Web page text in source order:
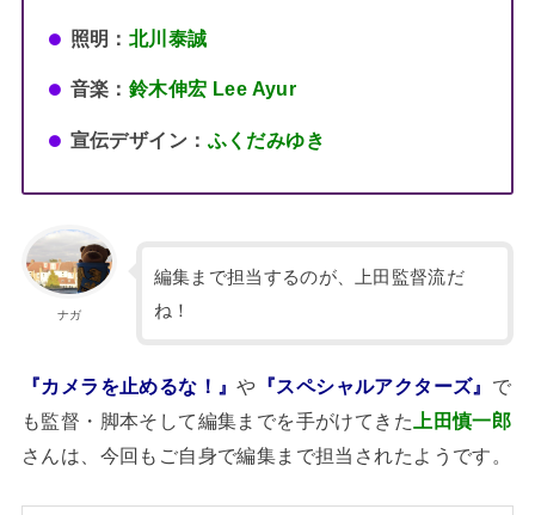
照明： 北川泰誠
音楽： 鈴木伸宏 Lee Ayur
宣伝デザイン： ふくだみゆき
ナガ
編集まで担当するのが、上田監督流だ
ね！
『カメラを止めるな！』や 『スペシャルアクターズ』 で
も監督・脚本そして編集までを手がけてきた
上田慎一郎
さんは、今回もご自身で編集まで担当されたようです。